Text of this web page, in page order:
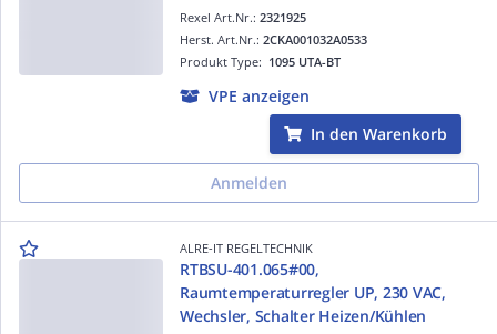
Rexel Art.Nr.: 2321925
Produkt Type: 1095 UTA-BT
Herst. Art.Nr.: 2CKA001032A0533
VPE anzeigen
In den Warenkorb
Anmelden
ALRE-IT REGELTECHNIK
RTBSU-401.065#00,
Raumtemperaturregler UP, 230 VAC,
Wechsler, Schalter Heizen/Kühlen